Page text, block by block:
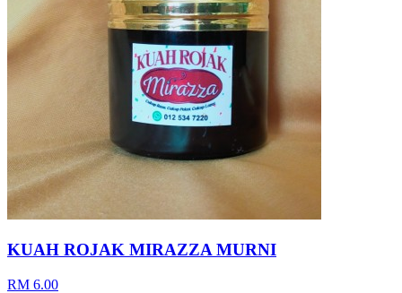
KUAH ROJAK MIRAZZA MURNI
RM 6.00